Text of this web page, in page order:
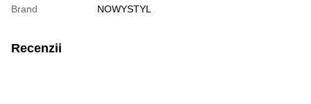
Brand
NOWYSTYL
Recenzii